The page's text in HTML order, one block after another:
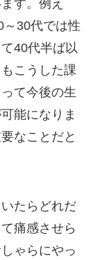
す。例え
30代では性
40代半ば以
こうした課
て今後の生
能になりま
なことだと
たらどれだ
痛感させら
ゃらにやっ